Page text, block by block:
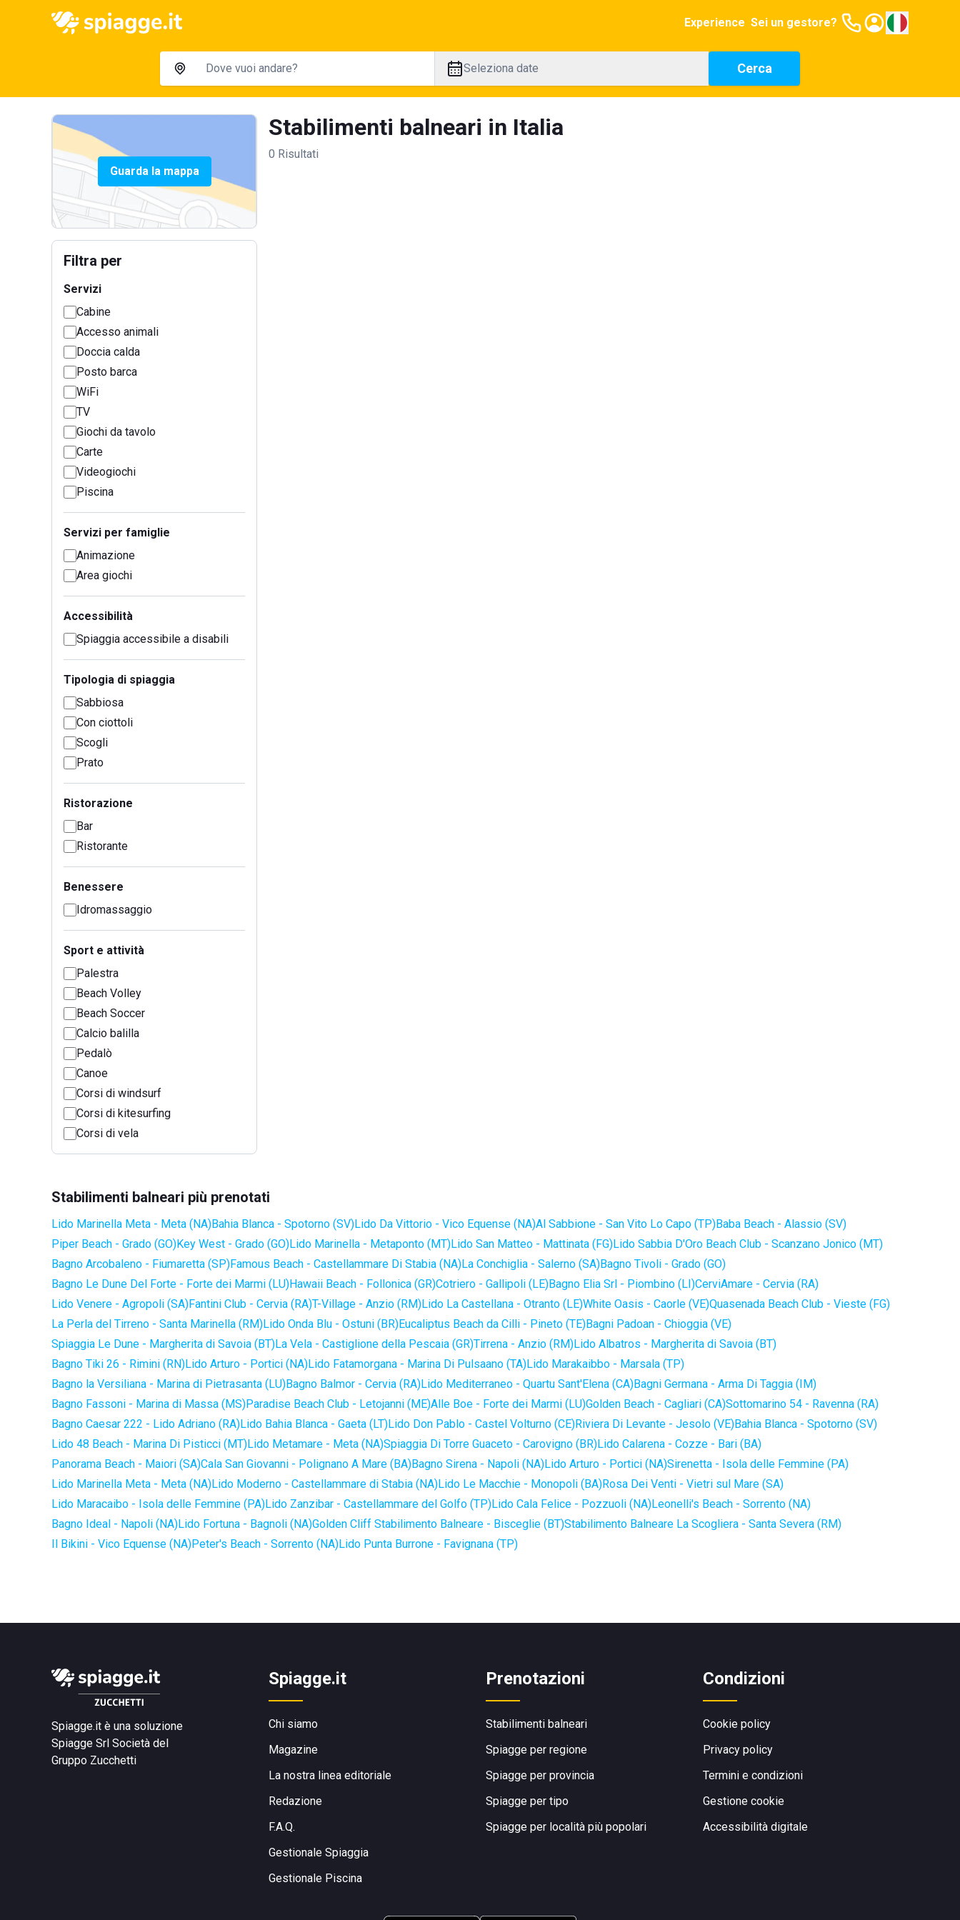
Experience Sei un gestore?
Seleziona date Cerca
Guarda la mappa
Filtra per
Servizi
Cabine
Accesso animali
Doccia calda
Posto barca
WiFi
TV
Giochi da tavolo
Carte
Videogiochi
Piscina
Servizi per famiglie
Animazione
Area giochi
Accessibilità
Spiaggia accessibile a disabili
Tipologia di spiaggia
Sabbiosa
Con ciottoli
Scogli
Prato
Ristorazione
Bar
Ristorante
Benessere
Idromassaggio
Sport e attività
Palestra
Beach Volley
Beach Soccer
Calcio balilla
Pedalò
Canoe
Corsi di windsurf
Corsi di kitesurfing
Corsi di vela
Stabilimenti balneari in Italia
0 Risultati
Stabilimenti balneari più prenotati
Lido Marinella Meta - Meta (NA)Bahia Blanca - Spotorno (SV)Lido Da Vittorio - Vico Equense (NA)Al Sabbione - San Vito Lo Capo (TP)Baba Beach - Alassio (SV)
Piper Beach - Grado (GO)Key West - Grado (GO)Lido Marinella - Metaponto (MT)Lido San Matteo - Mattinata (FG)Lido Sabbia D'Oro Beach Club - Scanzano Jonico (MT)
Bagno Arcobaleno - Fiumaretta (SP)Famous Beach - Castellammare Di Stabia (NA)La Conchiglia - Salerno (SA)Bagno Tivoli - Grado (GO)
Bagno Le Dune Del Forte - Forte dei Marmi (LU)Hawaii Beach - Follonica (GR)Cotriero - Gallipoli (LE)Bagno Elia Srl - Piombino (LI)CerviAmare - Cervia (RA)
Lido Venere - Agropoli (SA)Fantini Club - Cervia (RA)T-Village - Anzio (RM)Lido La Castellana - Otranto (LE)White Oasis - Caorle (VE)Quasenada Beach Club - Vieste (FG)
La Perla del Tirreno - Santa Marinella (RM)Lido Onda Blu - Ostuni (BR)Eucaliptus Beach da Cilli - Pineto (TE)Bagni Padoan - Chioggia (VE)
Spiaggia Le Dune - Margherita di Savoia (BT)La Vela - Castiglione della Pescaia (GR)Tirrena - Anzio (RM)Lido Albatros - Margherita di Savoia (BT)
Bagno Tiki 26 - Rimini (RN)Lido Arturo - Portici (NA)Lido Fatamorgana - Marina Di Pulsaano (TA)Lido Marakaibbo - Marsala (TP)
Bagno la Versiliana - Marina di Pietrasanta (LU)Bagno Balmor - Cervia (RA)Lido Mediterraneo - Quartu Sant'Elena (CA)Bagni Germana - Arma Di Taggia (IM)
Bagno Fassoni - Marina di Massa (MS)Paradise Beach Club - Letojanni (ME)Alle Boe - Forte dei Marmi (LU)Golden Beach - Cagliari (CA)Sottomarino 54 - Ravenna (RA)
Bagno Caesar 222 - Lido Adriano (RA)Lido Bahia Blanca - Gaeta (LT)Lido Don Pablo - Castel Volturno (CE)Riviera Di Levante - Jesolo (VE)Bahia Blanca - Spotorno (SV)
Lido 48 Beach - Marina Di Pisticci (MT)Lido Metamare - Meta (NA)Spiaggia Di Torre Guaceto - Carovigno (BR)Lido Calarena - Cozze - Bari (BA)
Panorama Beach - Maiori (SA)Cala San Giovanni - Polignano A Mare (BA)Bagno Sirena - Napoli (NA)Lido Arturo - Portici (NA)Sirenetta - Isola delle Femmine (PA)
Lido Marinella Meta - Meta (NA)Lido Moderno - Castellammare di Stabia (NA)Lido Le Macchie - Monopoli (BA)Rosa Dei Venti - Vietri sul Mare (SA)
Lido Maracaibo - Isola delle Femmine (PA)Lido Zanzibar - Castellammare del Golfo (TP)Lido Cala Felice - Pozzuoli (NA)Leonelli's Beach - Sorrento (NA)
Bagno Ideal - Napoli (NA)Lido Fortuna - Bagnoli (NA)Golden Cliff Stabilimento Balneare - Bisceglie (BT)Stabilimento Balneare La Scogliera - Santa Severa (RM)
Il Bikini - Vico Equense (NA)Peter's Beach - Sorrento (NA)Lido Punta Burrone - Favignana (TP)
Spiagge.it è una soluzione
Spiagge Srl Società del
Gruppo Zucchetti
Spiagge.it
Chi siamo
Magazine
La nostra linea editoriale
Redazione
F.A.Q.
Gestionale Spiaggia
Gestionale Piscina
Prenotazioni
Stabilimenti balneari
Spiagge per regione
Spiagge per provincia
Spiagge per tipo
Spiagge per località più popolari
Condizioni
Cookie policy
Privacy policy
Termini e condizioni
Gestione cookie
Accessibilità digitale